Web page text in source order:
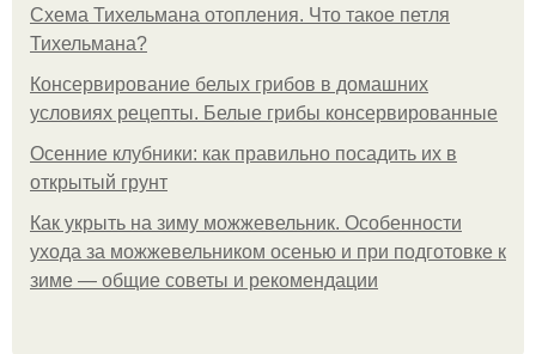
Схема Тихельмана отопления. Что такое петля
Тихельмана?
Консервирование белых грибов в домашних
условиях рецепты. Белые грибы консервированные
Осенние клубники: как правильно посадить их в
открытый грунт
Как укрыть на зиму можжевельник. Особенности
ухода за можжевельником осенью и при подготовке к
зиме — общие советы и рекомендации